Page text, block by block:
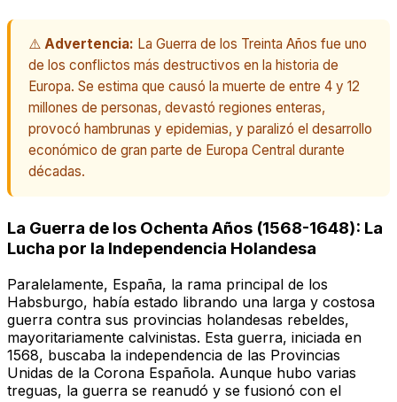
⚠️ Advertencia: La Guerra de los Treinta Años fue uno
de los conflictos más destructivos en la historia de
Europa. Se estima que causó la muerte de entre 4 y 12
millones de personas, devastó regiones enteras,
provocó hambrunas y epidemias, y paralizó el desarrollo
económico de gran parte de Europa Central durante
décadas.
La Guerra de los Ochenta Años (1568-1648): La
Lucha por la Independencia Holandesa
Paralelamente, España, la rama principal de los
Habsburgo, había estado librando una larga y costosa
guerra contra sus provincias holandesas rebeldes,
mayoritariamente calvinistas. Esta guerra, iniciada en
1568, buscaba la independencia de las Provincias
Unidas de la Corona Española. Aunque hubo varias
treguas, la guerra se reanudó y se fusionó con el